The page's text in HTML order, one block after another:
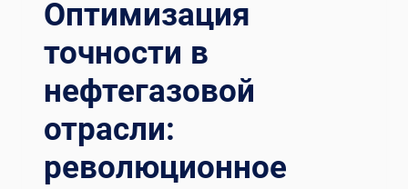
Оптимизация
точности в
нефтегазовой
отрасли:
революционное